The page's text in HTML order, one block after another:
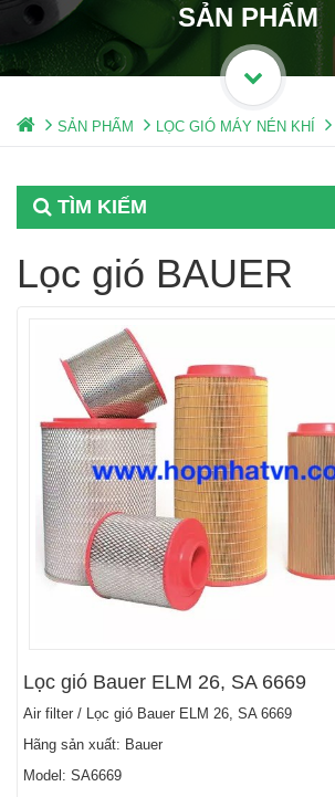
SẢN PHẨM
SẢN PHẨM LỌC GIÓ MÁY NÉN KHÍ
TÌM KIẾM
Lọc gió BAUER
Lọc gió Bauer ELM 26, SA 6669
Air filter / Lọc gió Bauer ELM 26, SA 6669
Hãng sản xuất: Bauer
Model: SA6669